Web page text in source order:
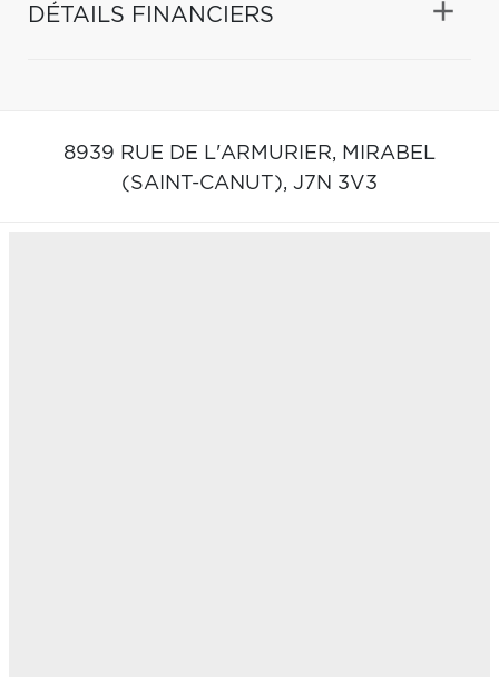
DÉTAILS FINANCIERS
8939 RUE DE L'ARMURIER, MIRABEL
(SAINT-CANUT), J7N 3V3